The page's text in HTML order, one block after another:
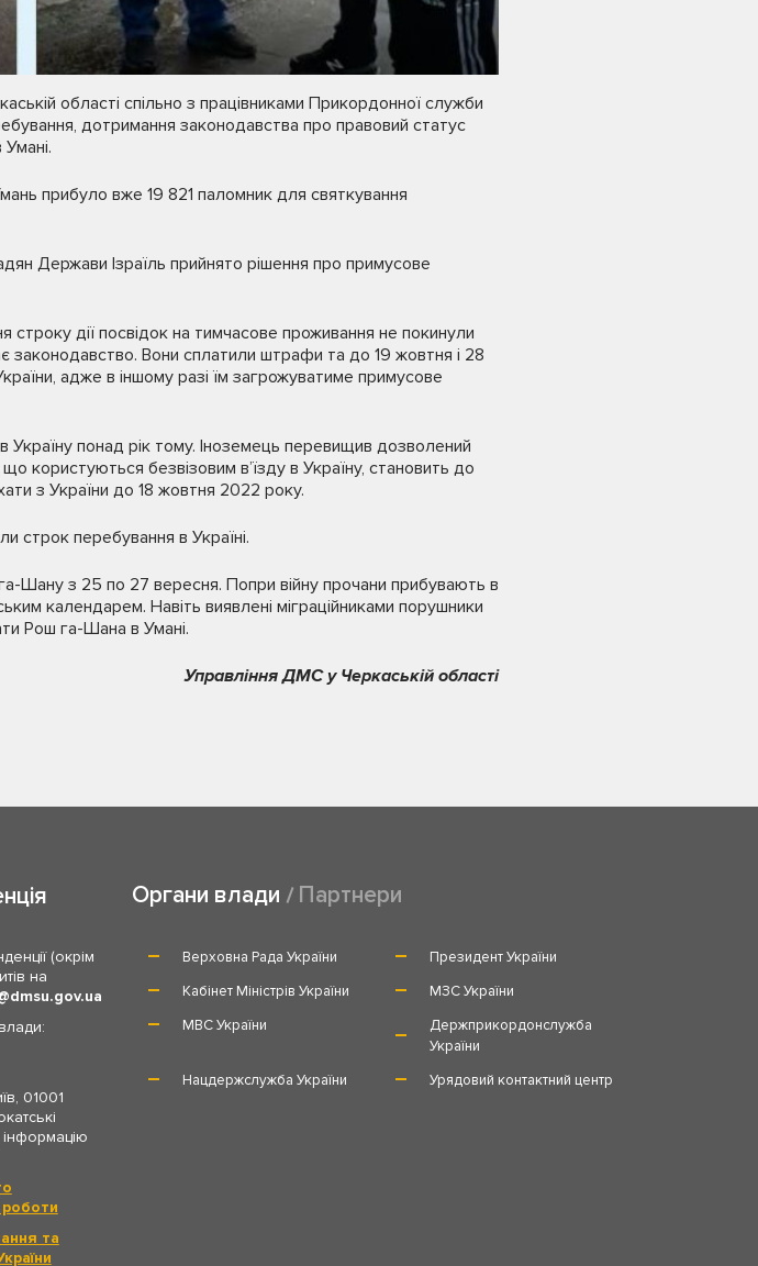
області спільно з працівниками Прикордонної служби
дотримання законодавства про правовий статус
прибуло вже 19 821 паломник для святкування
Держави Ізраїль прийнято рішення про примусове
строку дії посвідок на тимчасове проживання не покинули
законодавство. Вони сплатили штрафи та до 19 жовтня і 28
адже в іншому разі їм загрожуватиме примусове
понад рік тому. Іноземець перевищив дозволений
користуються безвізовим в’їзду в Україну, становить до
з України до 18 жовтня 2022 року.
строк перебування в Україні.
Шану з 25 по 27 вересня. Попри війну прочани прибувають в
календарем. Навіть виявлені міграційниками порушники
Рош га-Шана в Умані.
Управління ДМС у Черкаській області
(окрім
на
dmsu.gov.ua
01001
роботи
та
Органи влади Партнери
Верховна Рада України
Президент України
Кабінет Міністрів України
МЗС України
МВС України
Держприкордонслужба
України
Нацдержслужба України
Урядовий контактний центр